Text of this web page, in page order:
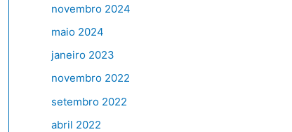
novembro 2024
maio 2024
janeiro 2023
novembro 2022
setembro 2022
abril 2022